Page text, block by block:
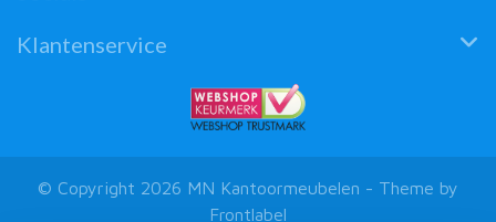
Klantenservice
© Copyright 2026 MN Kantoormeubelen - Theme by
Frontlabel